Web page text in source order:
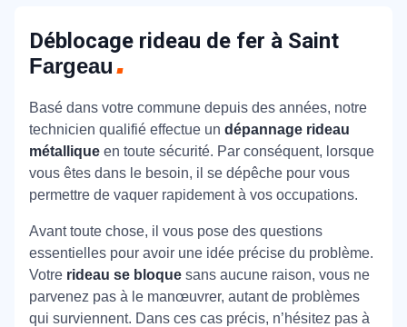
Déblocage rideau de fer à Saint
Fargeau
Basé dans votre commune depuis des années, notre
technicien qualifié effectue un dépannage rideau
métallique en toute sécurité. Par conséquent, lorsque
vous êtes dans le besoin, il se dépêche pour vous
permettre de vaquer rapidement à vos occupations.
Avant toute chose, il vous pose des questions
essentielles pour avoir une idée précise du problème.
Votre rideau se bloque sans aucune raison, vous ne
parvenez pas à le manœuvrer, autant de problèmes
qui surviennent. Dans ces cas précis, n’hésitez pas à